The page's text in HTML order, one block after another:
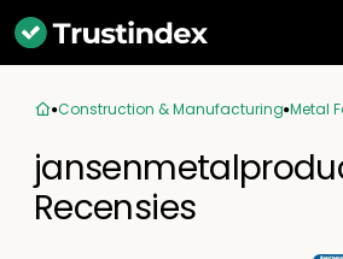
Construction & Manufacturing Metal
Recensies